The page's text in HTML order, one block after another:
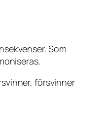
Som
försvinner